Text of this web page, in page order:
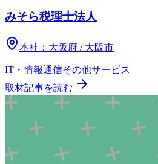
みそら税理士法人
本社： 大阪府 / 大阪市
IT・情報通信その他サービス
取材記事を読む